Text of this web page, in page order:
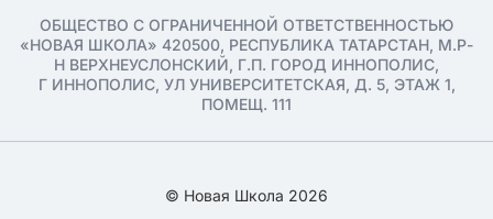
ОБЩЕСТВО С ОГРАНИЧЕННОЙ ОТВЕТСТВЕННОСТЬЮ
«НОВАЯ ШКОЛА» 420500, РЕСПУБЛИКА ТАТАРСТАН, М.Р-
Н ВЕРХНЕУСЛОНСКИЙ, Г.П. ГОРОД ИННОПОЛИС,
Г ИННОПОЛИС, УЛ УНИВЕРСИТЕТСКАЯ, Д. 5, ЭТАЖ 1,
ПОМЕЩ. 111
© Новая Школа 2026